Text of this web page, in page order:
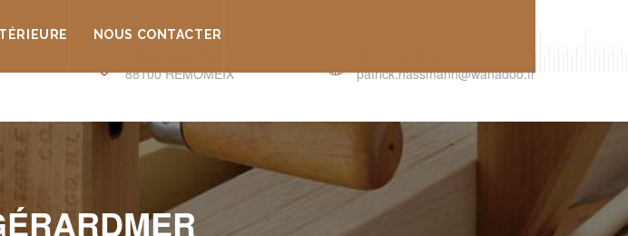
88100 REMOMEIX
patrick.hassmann@wanadoo.fr
NOUS CONTACTER